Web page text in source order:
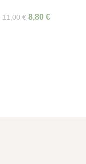
11,00€ 8,80 €